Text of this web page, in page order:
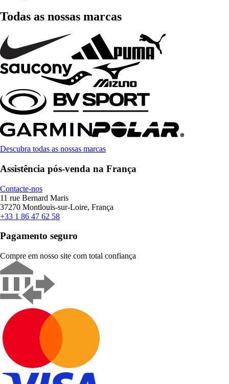
Todas as nossas marcas
Descubra todas as nossas marcas
Assistência pós-venda na França
Contacte-nos
11 rue Bernard Maris
37270 Montlouis-sur-Loire, França
+33 1 86 47 62 58
Pagamento seguro
Compre em nosso site com total confiança